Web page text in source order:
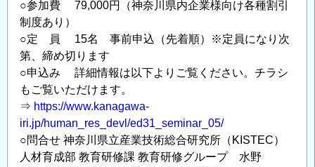
○参加費 79,000円（神奈川県内企業様向け各種割引
制度あり）
○定 員 15名 事前申込（先着順）※定員になり次
第、締め切ります
○申込み 詳細情報は以下よりご覧ください。チラシ
もご覧いただけます。
⇒ https://www.kanagawa-
iri.jp/human_res_devl/ed31_seminar_05/
○問合せ 神奈川県立産業技術総合研究所（KISTEC）
人材育成部 教育研修課 教育研修グループ 水野